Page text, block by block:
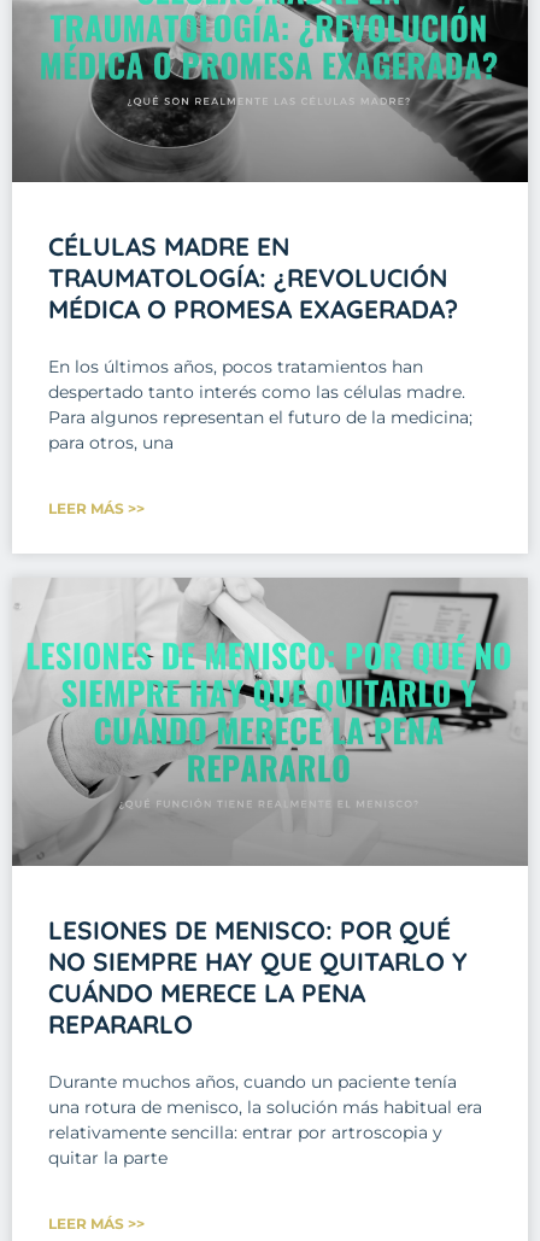
CÉLULAS MADRE EN
TRAUMATOLOGÍA: ¿REVOLUCIÓN
MÉDICA O PROMESA EXAGERADA?
En los últimos años, pocos tratamientos han
despertado tanto interés como las células madre.
Para algunos representan el futuro de la medicina;
para otros, una
LEER MÁS >>
LESIONES DE MENISCO: POR QUÉ
NO SIEMPRE HAY QUE QUITARLO Y
CUÁNDO MERECE LA PENA
REPARARLO
Durante muchos años, cuando un paciente tenía
una rotura de menisco, la solución más habitual era
relativamente sencilla: entrar por artroscopia y
quitar la parte
LEER MÁS >>